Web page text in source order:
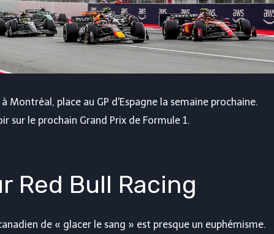
Montréal, place au GP d'Espagne la semaine prochaine.
sur le prochain Grand Prix de Formule 1.
Red Bull Racing
de « glacer le sang » est presque un euphémisme.